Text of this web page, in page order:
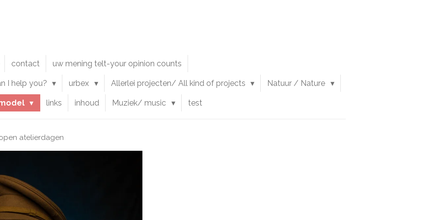
contact uw mening telt-your opinion counts
I help you? urbex Allerlei projecten/ All kind of projects Natuur / Nature
links inhoud Muziek/ music test
atelierdagen